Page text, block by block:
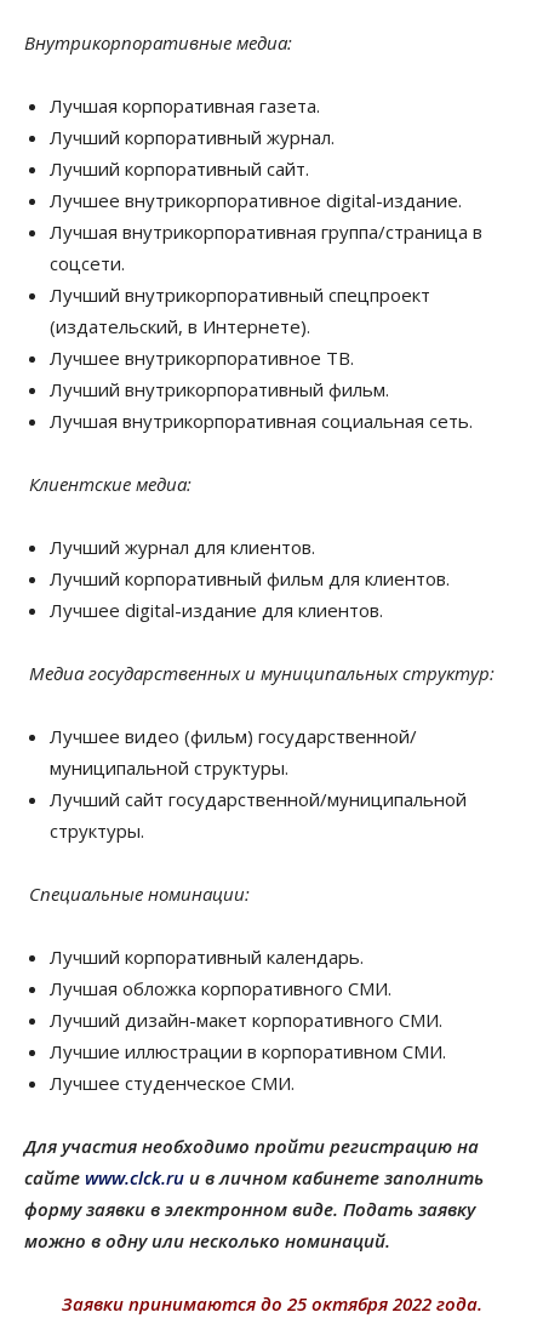
Внутрикорпоративные медиа:
Лучшая корпоративная газета.
Лучший корпоративный журнал.
Лучший корпоративный сайт.
Лучшее внутрикорпоративное digital-издание.
Лучшая внутрикорпоративная группа/cтраница в
соцсети.
Лучший внутрикорпоративный спецпроект
(издательский, в Интернете).
Лучшее внутрикорпоративное ТВ.
Лучший внутрикорпоративный фильм.
Лучшая внутрикорпоративная социальная сеть.
Клиентские медиа:
Лучший журнал для клиентов.
Лучший корпоративный фильм для клиентов.
Лучшее digital-издание для клиентов.
Медиа государственных и муниципальных структур:
Лучшее видео (фильм) государственной/
муниципальной структуры.
Лучший сайт государственной/муниципальной
структуры.
Специальные номинации:
Лучший корпоративный календарь.
Лучшая обложка корпоративного СМИ.
Лучший дизайн-макет корпоративного СМИ.
Лучшие иллюстрации в корпоративном СМИ.
Лучшее студенческое СМИ.
Для участия необходимо пройти регистрацию на
сайте www.clck.ru и в личном кабинете заполнить
форму заявки в электронном виде. Подать заявку
можно в одну или несколько номинаций.
Заявки принимаются до 25 октября 2022 года.